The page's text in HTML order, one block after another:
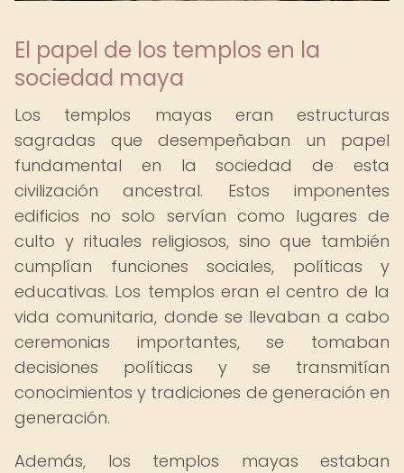
El papel de los templos en la
sociedad maya
Los templos mayas eran estructuras
sagradas que desempeñaban un papel
fundamental en la sociedad de esta
civilización ancestral. Estos imponentes
edificios no solo servían como lugares de
culto y rituales religiosos, sino que también
cumplían funciones sociales, políticas y
educativas. Los templos eran el centro de la
vida comunitaria, donde se llevaban a cabo
ceremonias importantes, se tomaban
decisiones políticas y se transmitían
conocimientos y tradiciones de generación en
generación.
Además, los templos mayas estaban